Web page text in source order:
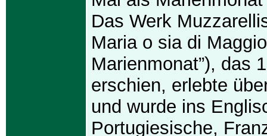
Das Werk
Maria o sia di
Marienmonat”), das
erschien, erlebte
und wurde ins
Portugiesische,